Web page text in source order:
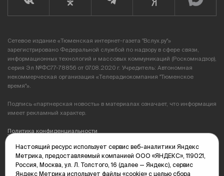
Сетевое издание «Тюменская интернет-газета "Вслух.ру"»
зарегистрировано Федеральной службой по надзору в сфере связи,
информационных технологий и массовых коммуникаций (Роскомнадзор),
серия Эл №ФС77-78856 от 07.08.2020 г. Учредитель: Автономная
некоммерческая организация «Телерадиокомпания "Тюменское
время"».
Подпись «партнерская новость» в материалах означает, что информация
имеет рекламный характер.
Политика конфиденциальности
Редакция: 625035, Тюмень, пр. Геологоразведчиков, 28А
(3452) 68-89-05
edit@vsluh.ru
Настоящий ресурс использует сервис веб-аналитики Яндекс
Метрика, предоставляемый компанией ООО «ЯНДЕКС», 119021,
Россия, Москва, ул. Л. Толстого, 16 (далее — Яндекс), сервис
Яндекс Метрика использует файлы «cookie» с целью сбора